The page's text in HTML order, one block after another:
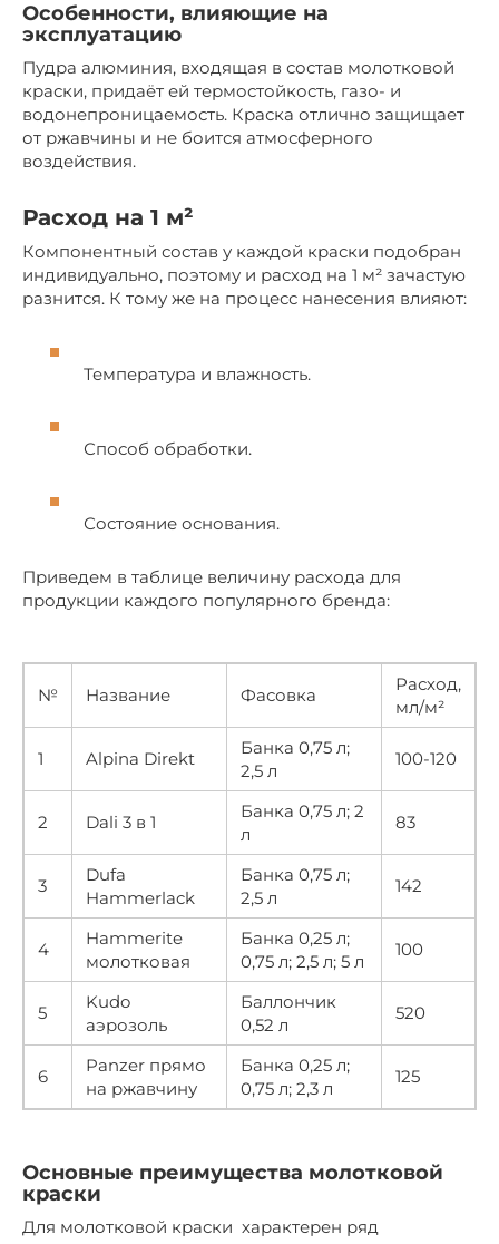
Особенности, влияющие на
эксплуатацию
Пудра алюминия, входящая в состав молотковой
краски, придаёт ей термостойкость, газо- и
водонепроницаемость. Краска отлично защищает
от ржавчины и не боится атмосферного
воздействия.
Расход на 1 м²
Компонентный состав у каждой краски подобран
индивидуально, поэтому и расход на 1 м² зачастую
разнится. К тому же на процесс нанесения влияют:
Температура и влажность.
Способ обработки.
Состояние основания.
Приведем в таблице величину расхода для
продукции каждого популярного бренда:
№ Название Фасовка
Расход,
мл/м²
1 Alpina Direkt
Банка 0,75 л;
2,5 л
100-120
2 Dali 3 в 1
Банка 0,75 л; 2
л
83
3
Dufa
Hammerlack
Банка 0,75 л;
2,5 л
142
4
Hammerite
молотковая
Банка 0,25 л;
0,75 л; 2,5 л; 5 л
100
5
Kudo
аэрозоль
Баллончик
0,52 л
520
6
Panzer прямо
на ржавчину
Банка 0,25 л;
0,75 л; 2,3 л
125
Основные преимущества молотковой
краски
Для молотковой краски характерен ряд